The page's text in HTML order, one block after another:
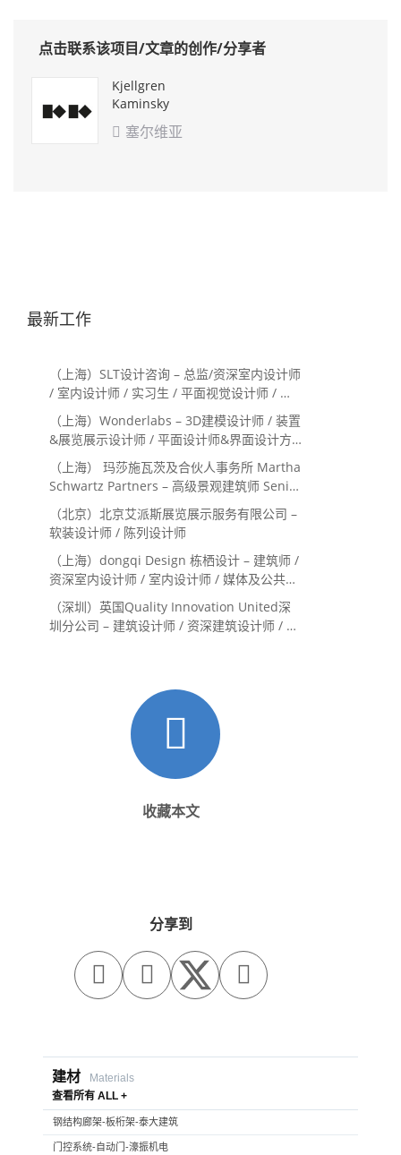
点击联系该项目/文章的创作/分享者
Kjellgren
Kaminsky
Architecture
 塞尔维亚
最新工作
（上海）SLT设计咨询 – 总监/资深室内设计师
/ 室内设计师 / 实习生 / 平面视觉设计师 / 项
目经理/中后期负责人 / 媒体公关负责人 / 服
务体验设计师
（上海）Wonderlabs – 3D建模设计师 / 装置
&展览展示设计师 / 平面设计师&界面设计方
（上海） 玛莎施瓦茨及合伙人事务所 Martha
Schwartz Partners – 高级景观建筑师 Senior
Landscape Designer / 景观建筑师
Landscape Designer
（北京）北京艾派斯展览展示服务有限公司 –
软装设计师 / 陈列设计师
（上海）dongqi Design 栋栖设计 – 建筑师 /
资深室内设计师 / 室内设计师 / 媒体及公共关
系主管 / 设计实习生（常年招聘）
（深圳）英国Quality Innovation United深
圳分公司 – 建筑设计师 / 资深建筑设计师 / 室
收藏本文
分享到
  
建材
Materials
查看所有 ALL +
钢结构廊架-板桁架-泰大建筑
门控系统-自动门-濠振机电